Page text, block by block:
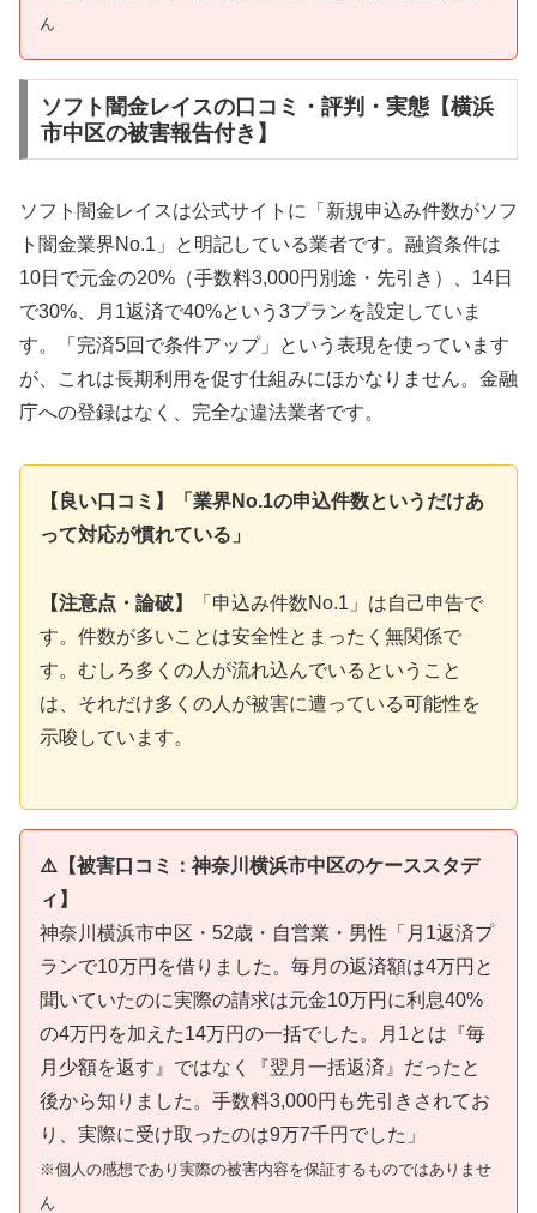
ん
ソフト闇金レイスの口コミ・評判・実態【横浜
市中区の被害報告付き】
ソフト闇金レイスは公式サイトに「新規申込み件数がソフ
ト闇金業界No.1」と明記している業者です。融資条件は
10日で元金の20%（手数料3,000円別途・先引き）、14日
で30%、月1返済で40%という3プランを設定していま
す。「完済5回で条件アップ」という表現を使っています
が、これは長期利用を促す仕組みにほかなりません。金融
庁への登録はなく、完全な違法業者です。
【良い口コミ】「業界No.1の申込件数というだけあ
って対応が慣れている」
【注意点・論破】
「申込み件数No.1」は自己申告で
す。件数が多いことは安全性とまったく無関係で
す。むしろ多くの人が流れ込んでいるということ
は、それだけ多くの人が被害に遭っている可能性を
示唆しています。
⚠️【被害口コミ：神奈川横浜市中区のケーススタデ
ィ】
神奈川横浜市中区・52歳・自営業・男性「月1返済プ
ランで10万円を借りました。毎月の返済額は4万円と
聞いていたのに実際の請求は元金10万円に利息40%
の4万円を加えた14万円の一括でした。月1とは『毎
月少額を返す』ではなく『翌月一括返済』だったと
後から知りました。手数料3,000円も先引きされてお
り、実際に受け取ったのは9万7千円でした」
※個人の感想であり実際の被害内容を保証するものではありませ
ん